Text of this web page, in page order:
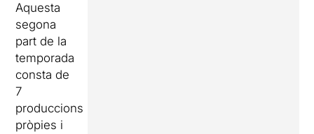
Aquesta
segona
part de la
temporada
consta de
7
produccions
pròpies i